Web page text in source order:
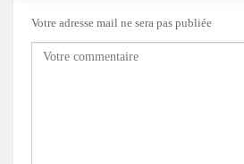
Votre adresse mail ne sera pas publiée